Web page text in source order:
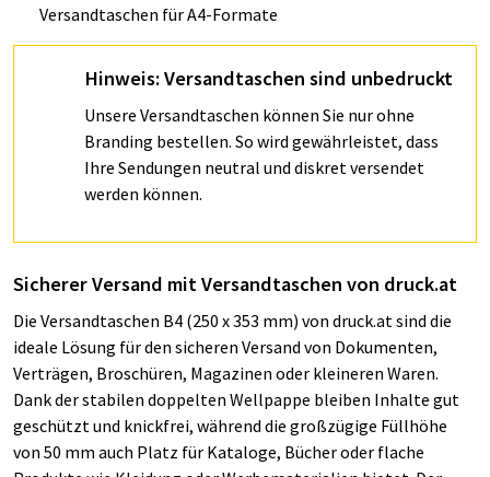
Versandtaschen für A4-Formate
Hinweis: Versandtaschen sind unbedruckt
Unsere Versandtaschen können Sie nur ohne
Branding bestellen. So wird gewährleistet, dass
Ihre Sendungen neutral und diskret versendet
werden können.
Sicherer Versand mit Versandtaschen von druck.at
Die Versandtaschen B4 (250 x 353 mm) von druck.at sind die
ideale Lösung für den sicheren Versand von Dokumenten,
Verträgen, Broschüren, Magazinen oder kleineren Waren.
Dank der stabilen doppelten Wellpappe bleiben Inhalte gut
geschützt und knickfrei, während die großzügige Füllhöhe
von 50 mm auch Platz für Kataloge, Bücher oder flache